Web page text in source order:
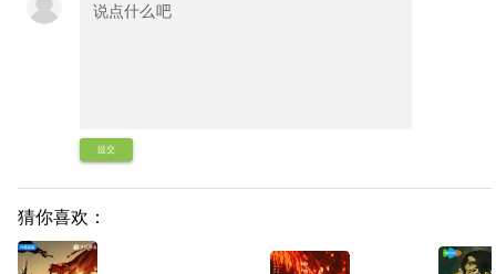
提交
猜你喜欢：